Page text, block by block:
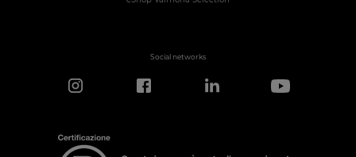
Social networks